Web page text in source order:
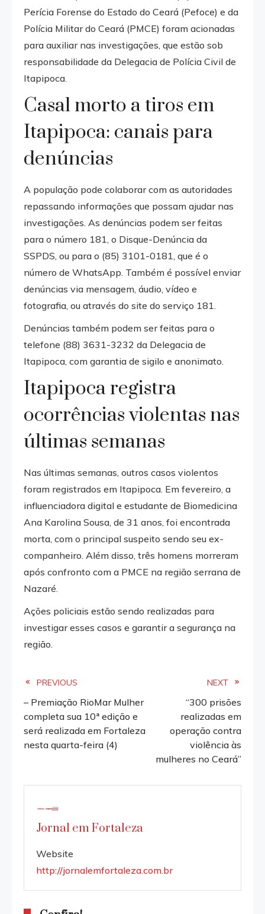
Perícia Forense do Estado do Ceará (Pefoce) e da
Polícia Militar do Ceará (PMCE) foram acionadas
para auxiliar nas investigações, que estão sob
responsabilidade da Delegacia de Polícia Civil de
Itapipoca.
Casal morto a tiros em
Itapipoca: canais para
denúncias
A população pode colaborar com as autoridades
repassando informações que possam ajudar nas
investigações. As denúncias podem ser feitas
para o número 181, o Disque-Denúncia da
SSPDS, ou para o (85) 3101-0181, que é o
número de WhatsApp. Também é possível enviar
denúncias via mensagem, áudio, vídeo e
fotografia, ou através do site do serviço 181.
Denúncias também podem ser feitas para o
telefone (88) 3631-3232 da Delegacia de
Itapipoca, com garantia de sigilo e anonimato.
Itapipoca registra
ocorrências violentas nas
últimas semanas
Nas últimas semanas, outros casos violentos
foram registrados em Itapipoca. Em fevereiro, a
influenciadora digital e estudante de Biomedicina
Ana Karolina Sousa, de 31 anos, foi encontrada
morta, com o principal suspeito sendo seu ex-
companheiro. Além disso, três homens morreram
após confronto com a PMCE na região serrana de
Nazaré.
Ações policiais estão sendo realizadas para
investigar esses casos e garantir a segurança na
região.
Read
more
articles
PREVIOUS
– Premiação RioMar Mulher
completa sua 10ª edição e
será realizada em Fortaleza
nesta quarta-feira (4)
NEXT
“300 prisões
realizadas em
operação contra
violência às
mulheres no Ceará”
Jornal em Fortaleza
Website
http://jornalemfortaleza.com.br